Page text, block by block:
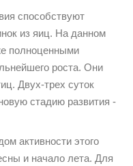
способствуют
из яиц. На данном
полноценными
роста. Они
Двух-трех суток
стадию развития -
активности этого
и начало лета. Для